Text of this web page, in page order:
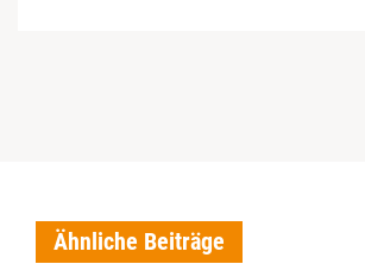
Ähnliche Beiträge